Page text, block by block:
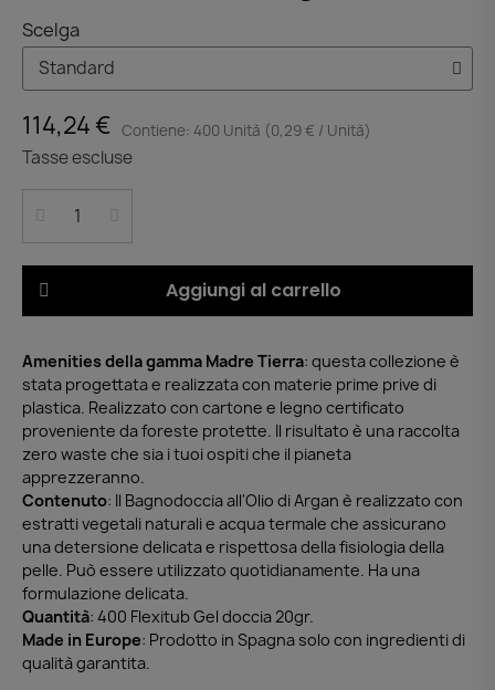
Scelga
114,24 € Contiene: 400 Unità (0,29 € / Unità)
Tasse escluse
Aggiungi al carrello
Amenities della gamma Madre Tierra: questa collezione è
stata progettata e realizzata con materie prime prive di
plastica. Realizzato con cartone e legno certificato
proveniente da foreste protette. Il risultato è una raccolta
zero waste che sia i tuoi ospiti che il pianeta
apprezzeranno.
Contenuto: Il Bagnodoccia all'Olio di Argan è realizzato con
estratti vegetali naturali e acqua termale che assicurano
una detersione delicata e rispettosa della fisiologia della
pelle. Può essere utilizzato quotidianamente. Ha una
formulazione delicata.
Quantità: 400 Flexitub Gel doccia 20gr.
Made in Europe: Prodotto in Spagna solo con ingredienti di
qualità garantita.